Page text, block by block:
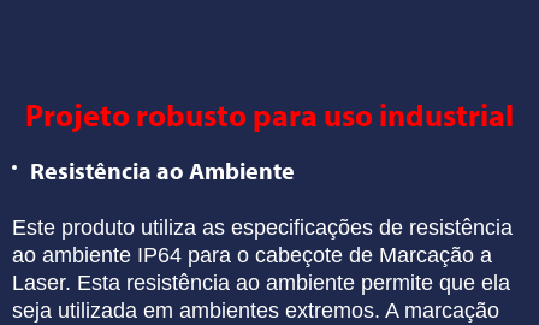
Projeto robusto para uso industrial
Resistência ao Ambiente
Este produto utiliza as especificações de resistência
ao ambiente IP64 para o cabeçote de Marcação a
Laser. Esta resistência ao ambiente permite que ela
seja utilizada em ambientes extremos. A marcação